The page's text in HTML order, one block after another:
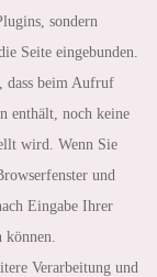
sondern
Seite eingebunden.
dass beim Aufruf
enthält, noch keine
wird. Wenn Sie
und
Eingabe Ihrer
Verarbeitung und